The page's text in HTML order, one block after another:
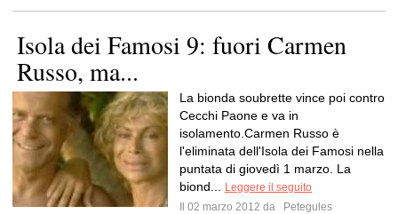
Isola dei Famosi 9: fuori Carmen
Russo, ma...
La bionda soubrette vince poi contro
Cecchi Paone e va in
isolamento.Carmen Russo è
l'eliminata dell'Isola dei Famosi nella
puntata di giovedì 1 marzo. La
biond...
Leggere il seguito
Il 02 marzo 2012 da
Petegules